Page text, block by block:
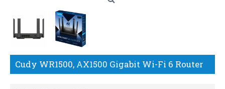
Cudy WR1500, AX1500 Gigabit Wi-Fi 6 Router